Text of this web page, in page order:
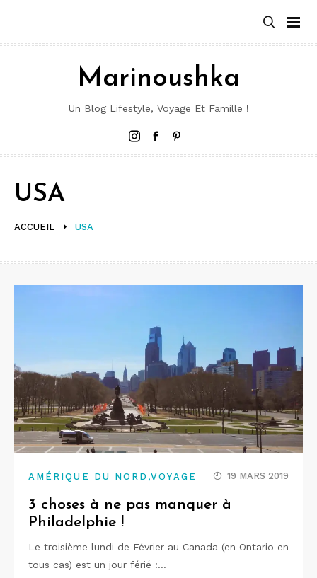
contenu
Marinoushka
Un Blog Lifestyle, Voyage Et Famille !
Instagram
Facebook
ACCUEIL USA
USA
AMÉRIQUE DU NORD ,VOYAGE 19 MARS 2019
3 choses à ne pas manquer à
Philadelphie !
Le troisième lundi de Février au Canada (en Ontario en
tous cas) est un jour férié :…